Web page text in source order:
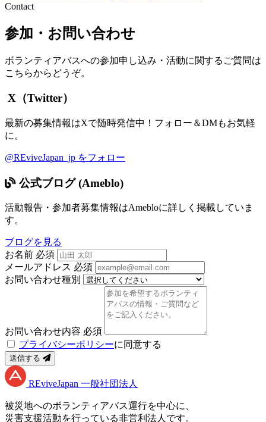
Contact
参加・お問い合わせ
ボランティアバスへの参加申し込み・活動に関するご質問は
こちらからどうぞ。
X（Twitter）
最新の募集情報はXで随時発信中！フォロー＆DMもお気軽
に。
@REviveJapan_jp をフォロー
公式ブログ (Ameblo)
活動報告・参加者募集情報はAmebloに詳しく掲載していま
す。
ブログを見る
お名前 必須
メールアドレス 必須
お問い合わせ種別
お問い合わせ内容 必須
プライバシーポリシーに同意する
送信する
REviveJapan 一般社団法人
被災地へのボランティアバス運行を中心に、
災害支援活動を行っている非営利法人です。